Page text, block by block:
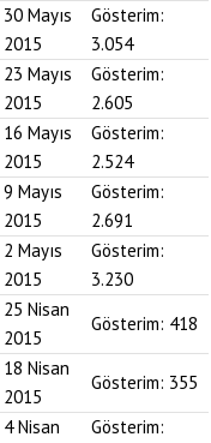
30 Mayıs
2015
Gösterim:
3.054
23 Mayıs
2015
Gösterim:
2.605
16 Mayıs
2015
Gösterim:
2.524
9 Mayıs
2015
Gösterim:
2.691
2 Mayıs
2015
Gösterim:
3.230
25 Nisan
2015
Gösterim: 418
18 Nisan
2015
Gösterim: 355
4 Nisan
Gösterim: